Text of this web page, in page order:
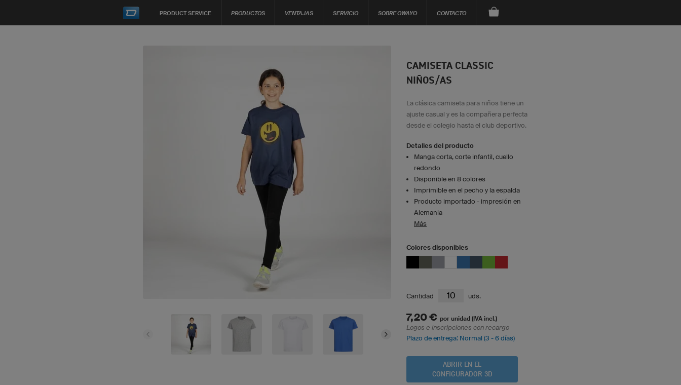
PRODUCT SERVICE PRODUCTOS VENTAJAS SERVICIO SOBRE OWAYO CONTACTO
CAMISETA CLASSIC
NIÑOS/AS
La clásica camiseta para niños tiene un
ajuste casual y es la compañera perfecta
desde el colegio hasta el club deportivo.
Detalles del producto
Manga corta, corte infantil, cuello
redondo
Disponible en 8 colores
Imprimible en el pecho y la espalda
Producto importado - impresión en
Alemania
Más
Colores disponibles
Cantidad uds.
7,20 € por unidad (IVA incl.)
Logos e inscripciones con recargo
Plazo de entrega: Normal (3 - 6 días)
ABRIR EN EL
CONFIGURADOR 3D